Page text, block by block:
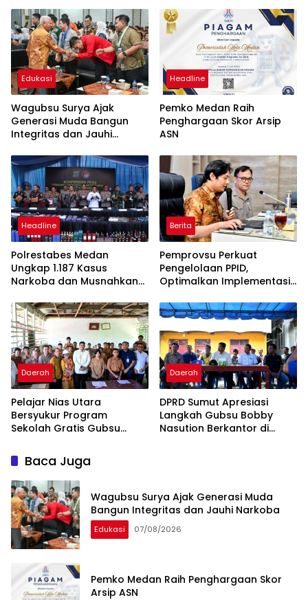
Edukasi
Wagubsu Surya Ajak
Generasi Muda Bangun
Integritas dan Jauhi
Headline
Pemko Medan Raih
Penghargaan Skor Arsip
ASN
Headline
Polrestabes Medan
Ungkap 1.187 Kasus
Narkoba dan Musnahkan
Bukti
Berita
Pemprovsu Perkuat
Pengelolaan PPID,
Optimalkan Implementasi
Tahun 2026
Daerah
Pelajar Nias Utara
Bersyukur Program
Sekolah Gratis Gubsu
Beban Orang Tua
Daerah
DPRD Sumut Apresiasi
Langkah Gubsu Bobby
Nasution Berkantor di
Baca Juga
Wagubsu Surya Ajak Generasi Muda
Bangun Integritas dan Jauhi Narkoba
Edukasi 07/08/2026
Pemko Medan Raih Penghargaan Skor
Arsip ASN